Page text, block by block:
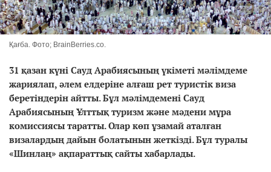
Қағба. Фото; BrainBerries.co.
31 қазан күні Сауд Арабиясының үкіметі мәлімдеме
жариялап, әлем елдеріне алғаш рет туристік виза
беретіндерін айтты. Бұл мәлімдемені Сауд
Арабиясының Ұлттық туризм және мәдени мұра
комиссиясы таратты. Олар көп ұзамай аталған
визалардың дайын болатынын жеткізді. Бұл туралы
«Шинлаң» ақпараттық сайты хабарлады.